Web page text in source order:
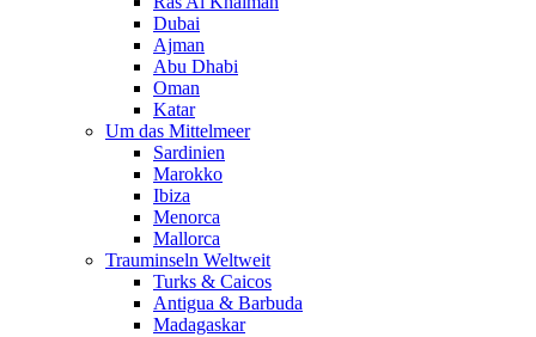
Dubai
Ajman
Abu Dhabi
Oman
Katar
Um das Mittelmeer
Sardinien
Marokko
Ibiza
Menorca
Mallorca
Trauminseln Weltweit
Turks & Caicos
Antigua & Barbuda
Madagaskar